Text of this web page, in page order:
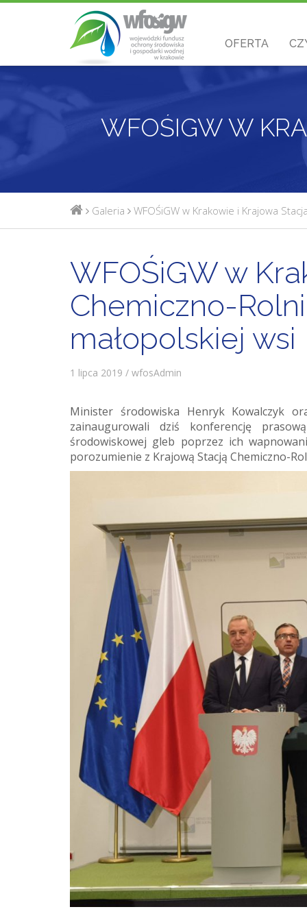
OFERTA
Galeria WFOŚiGW w Krakowie i Krajowa
WFOŚiGW w
Chemiczno-
małopolskiej wsi
1 lipca 2019 / wfosAdmin
Minister środowiska Henryk Kowalczyk
zainaugurowali dziś konferencję
środowiskowej gleb poprzez ich
porozumienie z Krajową Stacją Chemiczno-